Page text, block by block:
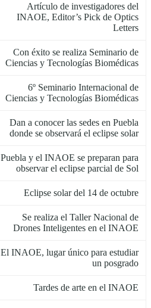
Artículo de investigadores del
INAOE, Editor’s Pick de Optics
Letters
Con éxito se realiza Seminario de
Ciencias y Tecnologías Biomédicas
6º Seminario Internacional de
Ciencias y Tecnologías Biomédicas
Dan a conocer las sedes en Puebla
donde se observará el eclipse solar
Puebla y el INAOE se preparan para
observar el eclipse parcial de Sol
Eclipse solar del 14 de octubre
Se realiza el Taller Nacional de
Drones Inteligentes en el INAOE
El INAOE, lugar único para estudiar
un posgrado
Tardes de arte en el INAOE